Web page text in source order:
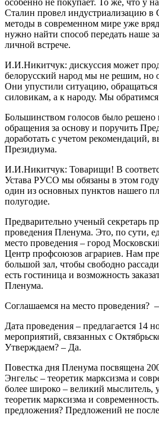
Сталин провел индустриализацию
методы в современном мире уже
нужно найти способ передать наше
личной встрече.
И.И.Никитчук: дискуссия может
белорусский народ мы не решим, но
Они упустили ситуацию,
силовикам, а к народу. Мы
Большинством голосов было решено
обращения за основу и поручить
доработать с учетом рекомендаций,
Президиума.
И.И.Никитчук: Товарищи! В
Устава РУСО мы обязаны в этом
один из основных пунктов нашего
полугодие.
Предварительно ученый секретарь
проведения Пленума. Это, по сути,
место проведения – город
Центр профсоюзов аграриев. Нам
большой зал, чтобы свободно
есть гостиница и возможность
Пленума.
Соглашаемся на место проведения?
Дата проведения – предлагается 14
мероприятий, связанных с
Утверждаем? – Да.
Повестка дня Пленума посвящена
Энгельс – теоретик марксизма и
более широко – великий мыслитель,
теоретик марксизма и
предложения? Предложений не